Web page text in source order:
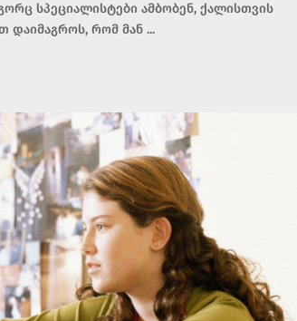
სპეციალისტები ამბობენ, ქალისთვის
დაიმაგროს, რომ მან ...